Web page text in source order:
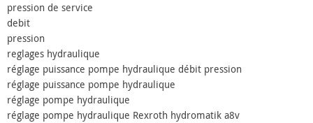
pression de service
debit
pression
reglages hydraulique
réglage puissance pompe hydraulique débit pression
réglage puissance pompe hydraulique
réglage pompe hydraulique
réglage pompe hydraulique Rexroth hydromatik a8v